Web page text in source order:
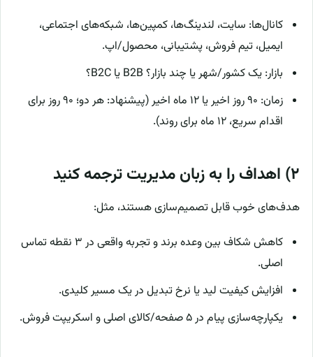
کانال‌ها: سایت، لندینگ‌ها، کمپین‌ها، شبکه‌های اجتماعی،
ایمیل، تیم فروش، پشتیبانی، محصول/اپ.
بازار: یک کشور/شهر یا چند بازار؟ B2B یا B2C؟
زمان: ۹۰ روز اخیر یا ۱۲ ماه اخیر (پیشنهاد: هر دو؛ ۹۰ روز برای
اقدام سریع، ۱۲ ماه برای روند).
۲) اهداف را به زبان مدیریت ترجمه کنید
هدف‌های خوب قابل تصمیم‌سازی هستند، مثل:
کاهش شکاف بین وعده برند و تجربه واقعی در ۳ نقطه تماس
اصلی.
افزایش کیفیت لید یا نرخ تبدیل در یک مسیر کلیدی.
یکپارچه‌سازی پیام در ۵ صفحه/کالای اصلی و اسکریپت فروش.